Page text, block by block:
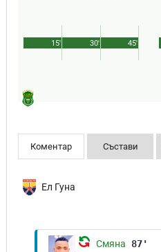
45'
15' 30'
Коментар Състави
Ел Гуна
Смяна 87'